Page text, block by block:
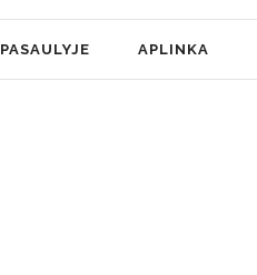
PASAULYJE APLINKA